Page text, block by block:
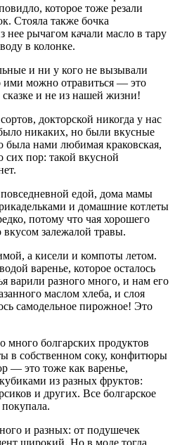
которое тоже резали
Стояла также бочка
нее рычагом качали масло в тару
в колонке.
и ни у кого не вызывали
ими можно отравиться — это
и не из нашей жизни!
докторской никогда у нас
никаких, но были вкусные
была нами любимая краковская,
сих пор: такой вкусной
едой, дома мамы
и домашние котлеты
потому что чая хорошего
залежалой травы.
а кисели и компоты летом.
варенье, которое осталось
варили разного много, и нам его
маслом хлеба, и слоя
самодельное пирожное! Это
много болгарских продуктов
в собственном соку, конфитюры
— это тоже как варенье,
из разных фруктов:
и других. Все болгарское
и разных: от подушечек